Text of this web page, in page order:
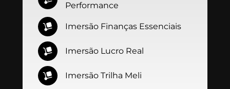
Performance
Imersão Finanças Essenciais
Imersão Lucro Real
Imersão Trilha Meli